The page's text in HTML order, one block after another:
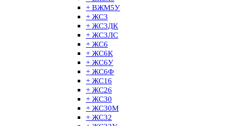
+ ВЖМ5У
+ ЖС3
+ ЖС3ДК
+ ЖС3ЛС
+ ЖС6
+ ЖС6К
+ ЖС6У
+ ЖС6Ф
+ ЖС16
+ ЖС26
+ ЖС30
+ ЖС30М
+ ЖС32